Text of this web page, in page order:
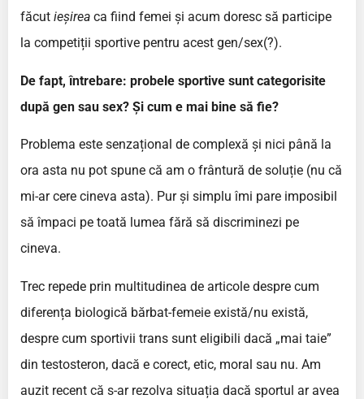
făcut ieșirea ca fiind femei și acum doresc să participe
la competiții sportive pentru acest gen/sex(?).
De fapt, întrebare: probele sportive sunt categorisite
după gen sau sex? Și cum e mai bine să fie?
Problema este senzațional de complexă și nici până la
ora asta nu pot spune că am o frântură de soluție (nu că
mi-ar cere cineva asta). Pur și simplu îmi pare imposibil
să împaci pe toată lumea fără să discriminezi pe
cineva.
Trec repede prin multitudinea de articole despre cum
diferența biologică bărbat-femeie există/nu există,
despre cum sportivii trans sunt eligibili dacă „mai taie”
din testosteron, dacă e corect, etic, moral sau nu. Am
auzit recent că s-ar rezolva situația dacă sportul ar avea